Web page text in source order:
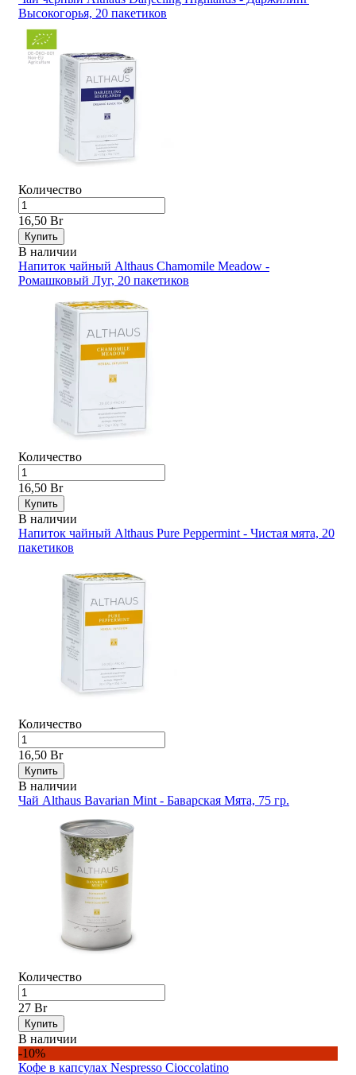
Высокогорья, 20 пакетиков
Количество
16,50 Br
Купить
В наличии
Напиток чайный Althaus Chamomile Meadow -
Ромашковый Луг, 20 пакетиков
Количество
16,50 Br
Купить
В наличии
Напиток чайный Althaus Pure Peppermint - Чистая мята, 20
пакетиков
Количество
16,50 Br
Купить
В наличии
Чай Althaus Bavarian Mint - Баварская Мята, 75 гр.
Количество
27 Br
Купить
В наличии
-10%
Кофе в капсулах Nespresso Ciocсolatino